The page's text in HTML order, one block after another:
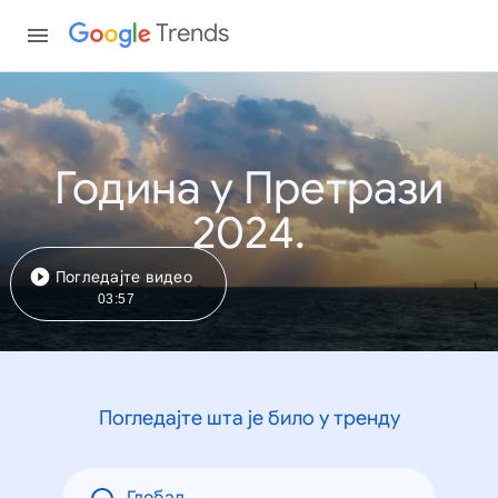
Trends
Година у Претрази
2024.
Погледајте видео
03:57
Погледајте шта је било у тренду